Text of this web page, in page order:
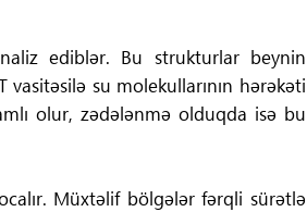
ediblər. Bu strukturlar beynin
su molekullarının hərəkəti
olur, zədələnmə olduqda isə bu
Müxtəlif bölgələr fərqli sürətlə